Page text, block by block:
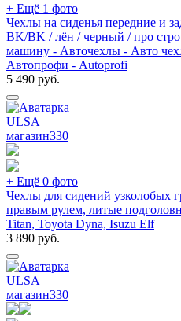
+ Ещё 1 фото
Чехлы на сиденья передние и
BK/BK / лён / черный / про
машину - Авточехлы - Авто
Автопрофи - Autoprofi
5 490 руб.
ULSA
магазин330
+ Ещё 0 фото
Чехлы для сидений узколобых
правым рулем, литые
Titan, Toyota Dyna, Isuzu Elf
3 890 руб.
ULSA
магазин330